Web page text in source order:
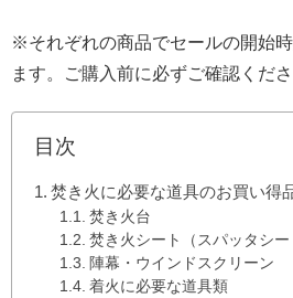
※それぞれの商品でセールの開始
ます。ご購入前に必ずご確認くださ
目次
焚き火に必要な道具のお買い得
焚き火台
焚き火シート（スパッタシー
陣幕・ウインドスクリーン
着火に必要な道具類